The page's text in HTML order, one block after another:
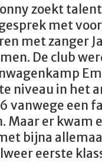
zoekt
met
met zanger
De club
niveau in het
vanwege een
Maar er kwam
bijna
eerste